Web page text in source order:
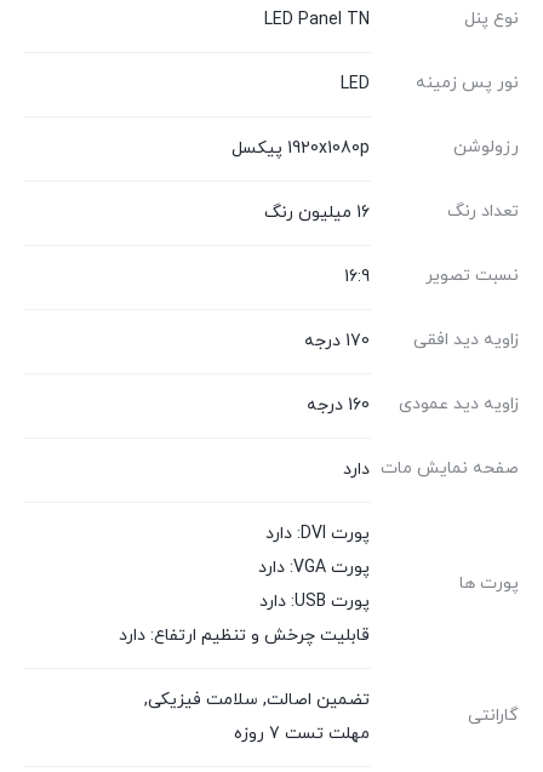
نوع پنل LED Panel TN
نور پس زمینه LED
رزولوشن 1920x1080p پیکسل
تعداد رنگ 16 میلیون رنگ
نسبت تصویر 16:9
زاویه دید افقی 170 درجه
زاویه دید عمودی 160 درجه
صفحه نمایش مات دارد
پورت ها
پورت DVI: دارد
پورت VGA: دارد
پورت USB: دارد
قابلیت چرخش و تنظیم ارتفاع: دارد
گارانتی
تضمین اصالت, سلامت فیزیکی,
مهلت تست 7 روزه